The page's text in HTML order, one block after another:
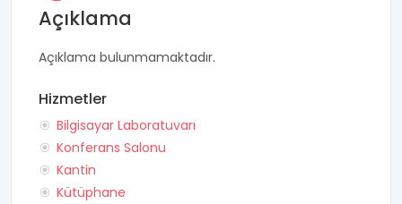
Açıklama
Açıklama bulunmamaktadır.
Hizmetler
Bilgisayar Laboratuvarı
Konferans Salonu
Kantin
Kütüphane